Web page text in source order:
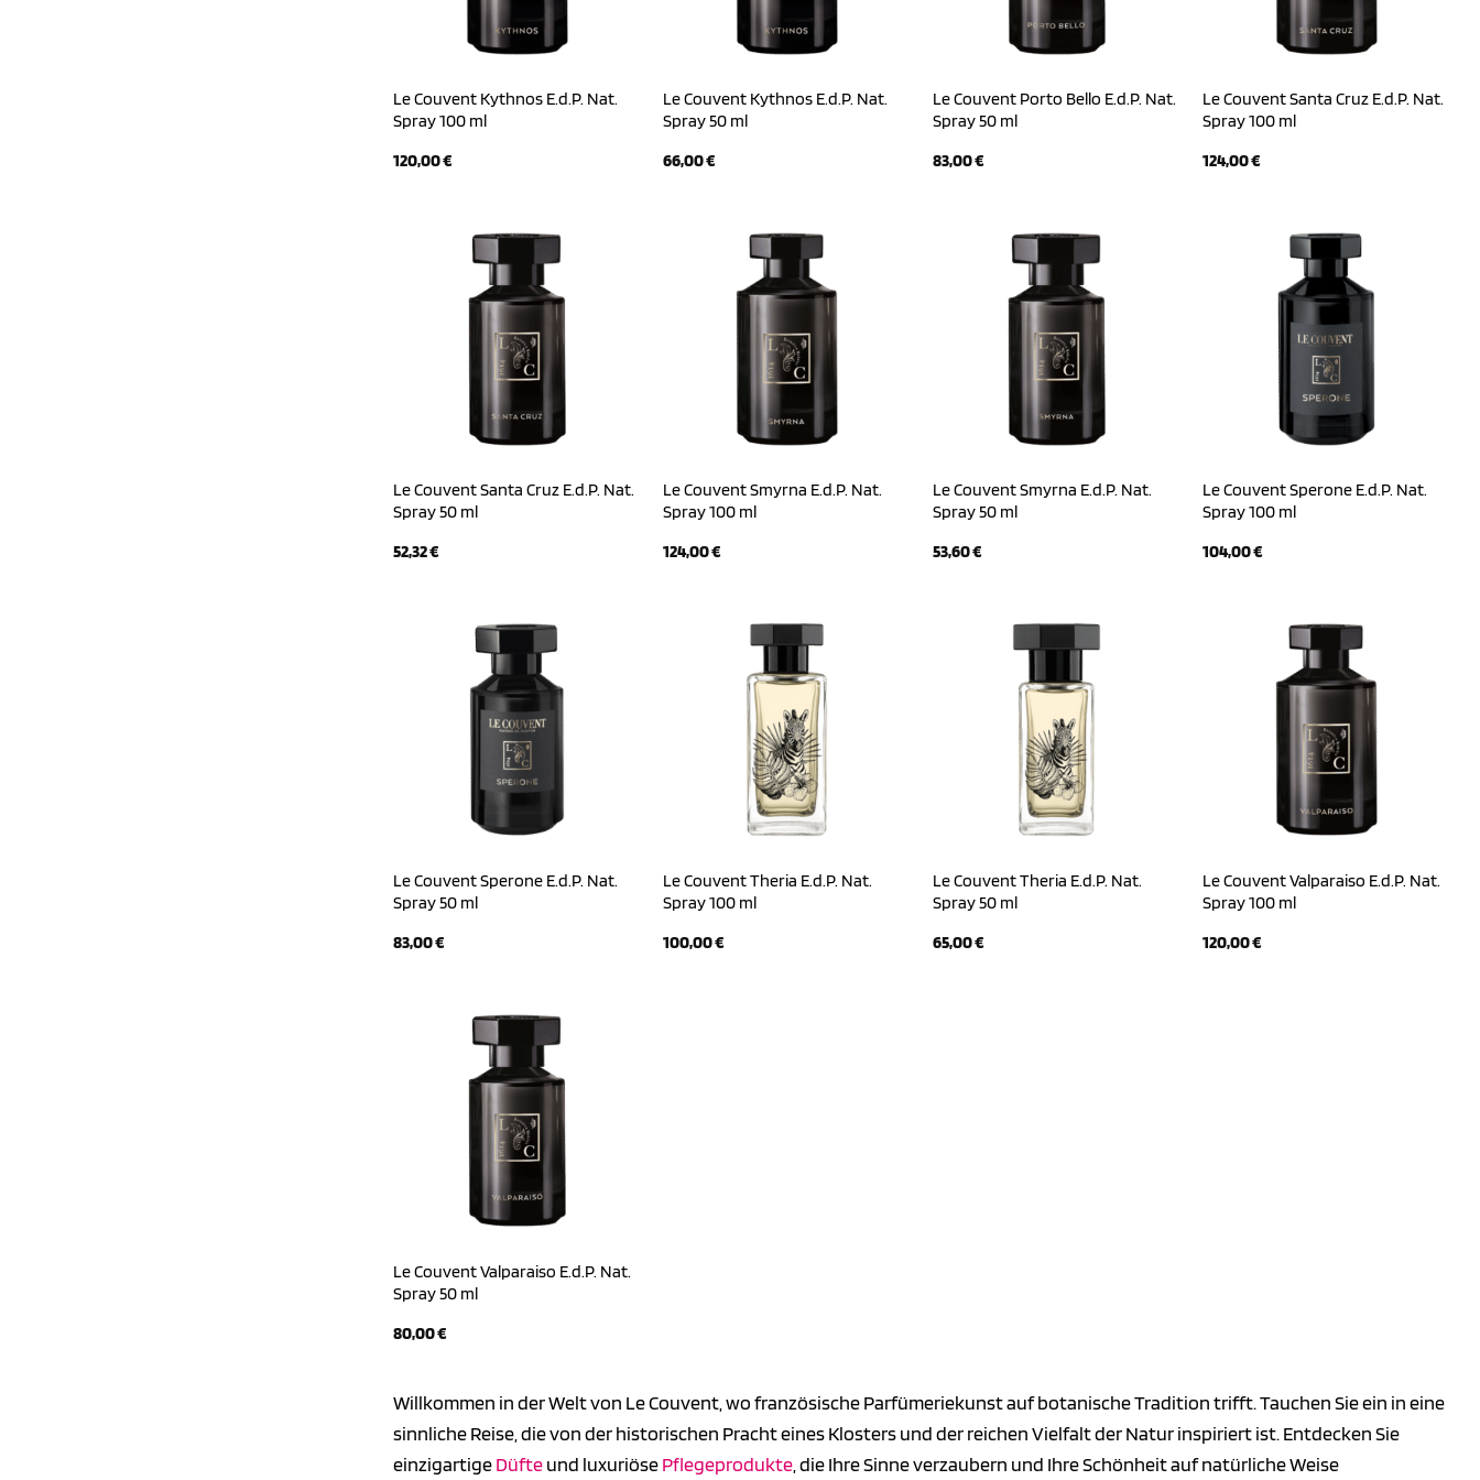
Le Couvent Kythnos E.d.P. Nat.
Spray 100 ml
120,00€
Le Couvent Kythnos E.d.P. Nat.
Spray 50 ml
66,00€
Le Couvent Porto Bello E.d.P. Nat.
Spray 50 ml
83,00€
Le Couvent Santa Cruz E.d.P. Nat.
Spray 100 ml
124,00€
Le Couvent Santa Cruz E.d.P. Nat.
Spray 50 ml
52,32€
Le Couvent Smyrna E.d.P. Nat.
Spray 100 ml
124,00€
Le Couvent Smyrna E.d.P. Nat.
Spray 50 ml
53,60€
Le Couvent Sperone E.d.P. Nat.
Spray 100 ml
104,00€
Le Couvent Sperone E.d.P. Nat.
Spray 50 ml
83,00€
Le Couvent Theria E.d.P. Nat.
Spray 100 ml
100,00€
Le Couvent Theria E.d.P. Nat.
Spray 50 ml
65,00€
Le Couvent Valparaiso E.d.P. Nat.
Spray 100 ml
120,00€
Le Couvent Valparaiso E.d.P. Nat.
Spray 50 ml
80,00€
Willkommen in der Welt von Le Couvent, wo französische Parfümeriekunst auf botanische Tradition trifft. Tauchen Sie ein in eine
sinnliche Reise, die von der historischen Pracht eines Klosters und der reichen Vielfalt der Natur inspiriert ist. Entdecken Sie
einzigartigeDüfteund luxuriösePflegeprodukte , die Ihre Sinne verzaubern und Ihre Schönheit auf natürliche Weise